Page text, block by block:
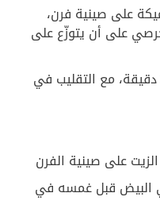
على صينية فرن،
على أن يتوزّع على
اتركيه في الفرن لمدة 20 دقيقة، مع التقليب في
على صينية الفرن
قبل غمسه في